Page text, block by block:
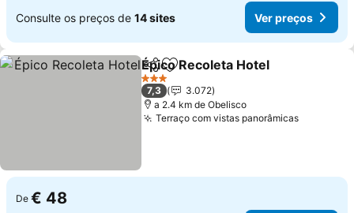
Consulte os preços de 14 sites Ver preços
PartilharAdicionar aos favoritos
Épico Recoleta Hotel
3 Estrelas
7,3
3.072
a 2.4 km de Obelisco
Terraço com vistas panorâmicasVer
De € 48